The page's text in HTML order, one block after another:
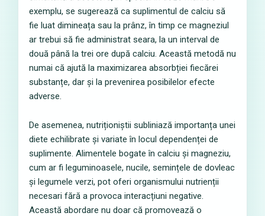
exemplu, se sugerează ca suplimentul de calciu să
fie luat dimineața sau la prânz, în timp ce magneziul
ar trebui să fie administrat seara, la un interval de
două până la trei ore după calciu. Această metodă nu
numai că ajută la maximizarea absorbției fiecărei
substanțe, dar și la prevenirea posibilelor efecte
adverse.
De asemenea, nutriționiștii subliniază importanța unei
diete echilibrate și variate în locul dependenței de
suplimente. Alimentele bogate în calciu și magneziu,
cum ar fi leguminoasele, nucile, semințele de dovleac
și legumele verzi, pot oferi organismului nutrienții
necesari fără a provoca interacțiuni negative.
Această abordare nu doar că promovează o